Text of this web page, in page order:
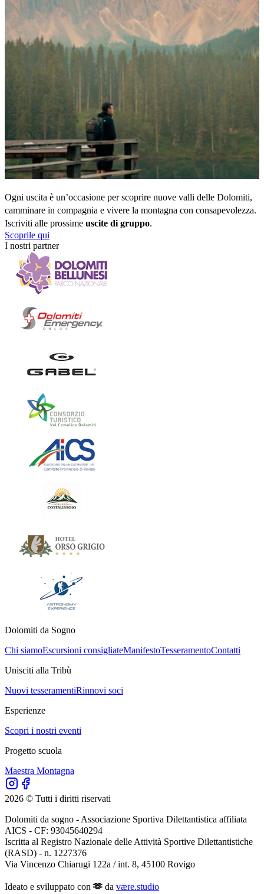
Ogni uscita è un’occasione per scoprire nuove valli delle Dolomiti,
camminare in compagnia e vivere la montagna con consapevolezza.
Iscriviti alle prossime uscite di gruppo.
Scoprile qui
I nostri partner
Dolomiti da Sogno
Chi siamoEscursioni consigliateManifestoTesseramentoContatti
Unisciti alla Tribù
Nuovi tesseramentiRinnovi soci
Esperienze
Scopri i nostri eventi
Progetto scuola
Maestra Montagna
2026 © Tutti i diritti riservati
Dolomiti da sogno - Associazione Sportiva Dilettantistica affiliata
AICS - CF: 93045640294
Iscritta al Registro Nazionale delle Attività Sportive Dilettantistiche
(RASD) - n. 1227376
Via Vincenzo Chiarugi 122a / int. 8, 45100 Rovigo
Ideato e sviluppato con 🫶︎ da være.studio